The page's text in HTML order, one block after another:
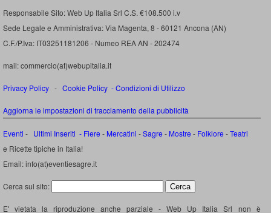
Responsabile Sito: Web Up Italia Srl C.S. €108.500 i.v
Sede Legale e Amministrativa: Via Magenta, 8 - 60121 Ancona (AN)
C.F./P.Iva: IT03251181206 - Numeo REA AN - 202474
mail: commercio(at)webupitalia.it
Privacy Policy - Cookie Policy -Condizioni di Utilizzo
Aggiorna le impostazioni di tracciamento della pubblicità
Eventi - Ultimi Inseriti - Fiere - Mercatini -Sagre - Mostre - Folklore -Teatri
e Ricette tipiche in Italia!
Email: info(at)eventiesagre.it
Cerca sul sito:
E' vietata la riproduzione anche parziale - Web Up Italia Srl non è